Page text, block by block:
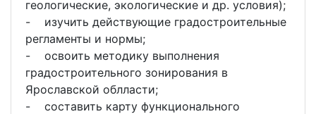
геологические, экологические и др. условия);
- изучить действующие градостроительные
регламенты и нормы;
- освоить методику выполнения
градостроительного зонирования в
Ярославской облласти;
- составить карту функционального